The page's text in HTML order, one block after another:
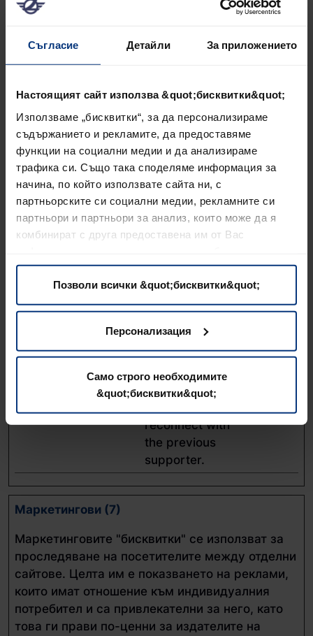
Съгласие Детайли За приложението
Настоящият сайт използва &quot;бисквитки&quot;
Използваме „бисквитки“, за да персонализираме
съдържанието и рекламите, да предоставяме
функции на социални медии и да анализираме
трафика си. Също така споделяме информация за
начина, по който използвате сайта ни, с
партньорските си социални медии, рекламните си
партньори и партньори за анализ, които може да я
комбинират с друга предоставена им от Вас
ползването от Ваша страна на услугите им.
Позволи всички &quot;бисквитки&quot;
Персонализация
Само строго необходимите
&quot;бисквитки&quot;
Статистическите "бисквитки" помагат на
посетителите си взаимодействат със
сайтовете, като събират и докладват анонимна
Име ДоставчикЦел
на
_ga
Google
Registers a
unique ID that is
used to generate
how the visitor
uses the website.
години
sid
Seznam.c Stores a unique
chat-box session.
This allows the
website-support
to see previous
reconnect with
the previous
supporter.
Посто
Маркетингови (7)
Маркетинговите "бисквитки" се използват за
проследяване на посетителите между отделни
сайтове. Целта им е показването на реклами,
които имат отношение към индивидуалния
потребител и са привлекателни за него, като
това ги прави по-ценни за издателите на